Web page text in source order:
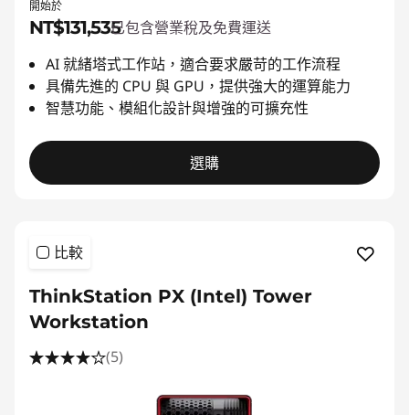
開始於
NT$131,535已包含營業稅及免費運送
AI 就緒塔式工作站，適合要求嚴苛的工作流程
具備先進的 CPU 與 GPU，提供強大的運算能力
智慧功能、模組化設計與增強的可擴充性
選購
比較
ThinkStation PX (Intel) Tower
Workstation
(5)